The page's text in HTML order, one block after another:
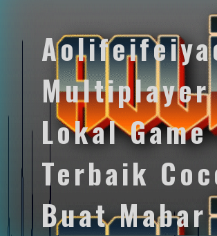
Multiplayer
Lokal Game
Terbaik
Buat Mabar